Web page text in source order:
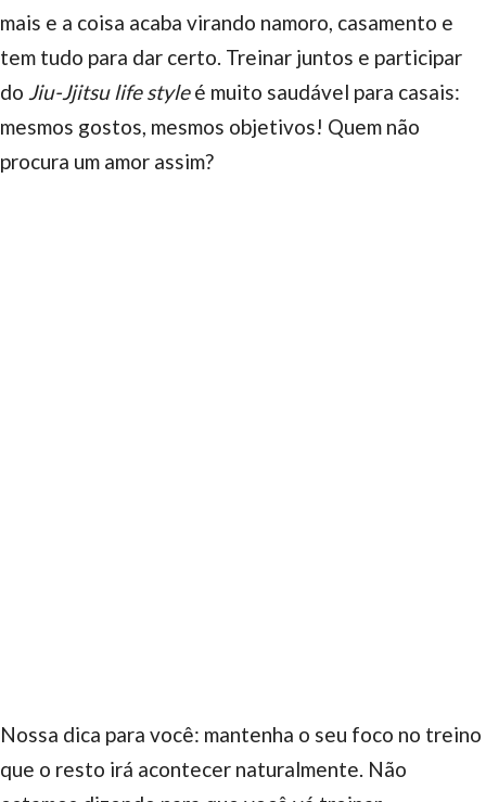
mais e a coisa acaba virando namoro, casamento e
tem tudo para dar certo. Treinar juntos e participar
do Jiu-Jjitsu life styleé muito saudável para casais:
mesmos gostos, mesmos objetivos! Quem não
procura um amor assim?
Nossa dica para você: mantenha o seu foco no treino
que o resto irá acontecer naturalmente. Não